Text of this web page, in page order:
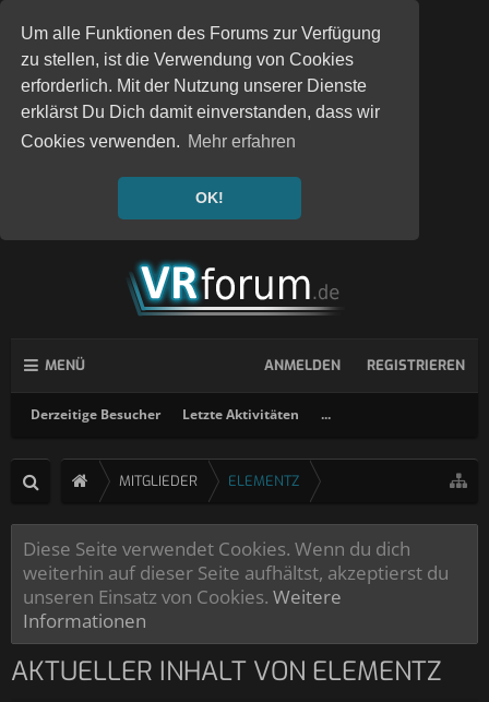
Um alle Funktionen des Forums zur Verfügung
zu stellen, ist die Verwendung von Cookies
erforderlich. Mit der Nutzung unserer Dienste
erklärst Du Dich damit einverstanden, dass wir
Cookies verwenden. Mehr erfahren
OK!
MENÜ
Derzeitige Besucher Letzte Aktivitäten ...
ANMELDEN REGISTRIEREN
MITGLIEDER ELEMENTZ
Diese Seite verwendet Cookies. Wenn du dich
weiterhin auf dieser Seite aufhältst, akzeptierst du
unseren Einsatz von Cookies. Weitere
Informationen
AKTUELLER INHALT VON ELEMENTZ